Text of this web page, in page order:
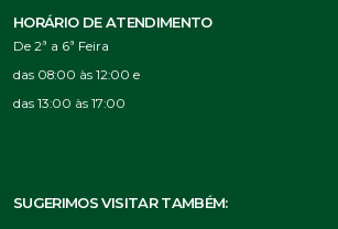
HORÁRIO DE ATENDIMENTO
De 2ª a 6ª Feira
das 08:00 às 12:00 e
das 13:00 às 17:00
SUGERIMOS VISITAR TAMBÉM: